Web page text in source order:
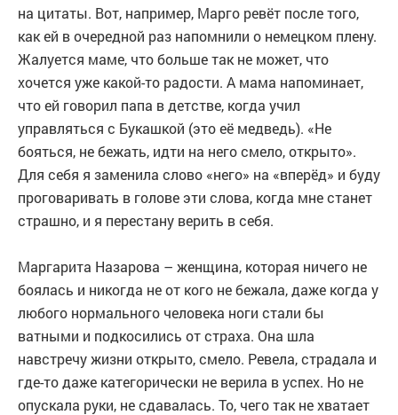
на цитаты. Вот, например, Марго ревёт после того,
как ей в очередной раз напомнили о немецком плену.
Жалуется маме, что больше так не может, что
хочется уже какой-то радости. А мама напоминает,
что ей говорил папа в детстве, когда учил
управляться с Букашкой (это её медведь). «Не
бояться, не бежать, идти на него смело, открыто».
Для себя я заменила слово «него» на «вперёд» и буду
проговаривать в голове эти слова, когда мне станет
страшно, и я перестану верить в себя.
Маргарита Назарова – женщина, которая ничего не
боялась и никогда не от кого не бежала, даже когда у
любого нормального человека ноги стали бы
ватными и подкосились от страха. Она шла
навстречу жизни открыто, смело. Ревела, страдала и
где-то даже категорически не верила в успех. Но не
опускала руки, не сдавалась. То, чего так не хватает